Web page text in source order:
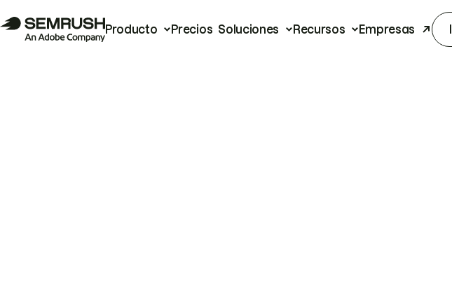
Producto Precios Soluciones Recursos Empresas